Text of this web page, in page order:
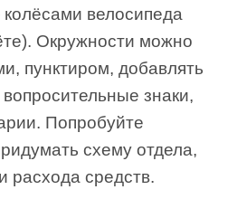
велосипеда
Окружности можно
пунктиром, добавлять
знаки,
Попробуйте
схему отдела,
расхода средств.